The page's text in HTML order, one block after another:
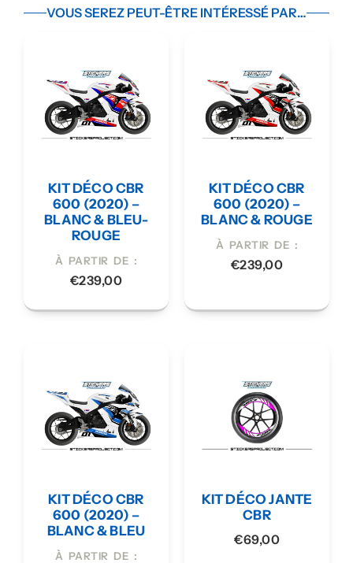
VOUS SEREZ PEUT-ÊTRE INTÉRESSÉ PAR…
KIT DÉCO CBR
600 (2020) –
BLANC & BLEU-
ROUGE
À PARTIR DE :
€239,00
KIT DÉCO CBR
600 (2020) –
BLANC & ROUGE
À PARTIR DE :
€239,00
KIT DÉCO CBR
600 (2020) –
BLANC & BLEU
À PARTIR DE :
KIT DÉCO JANTE
CBR
€69,00